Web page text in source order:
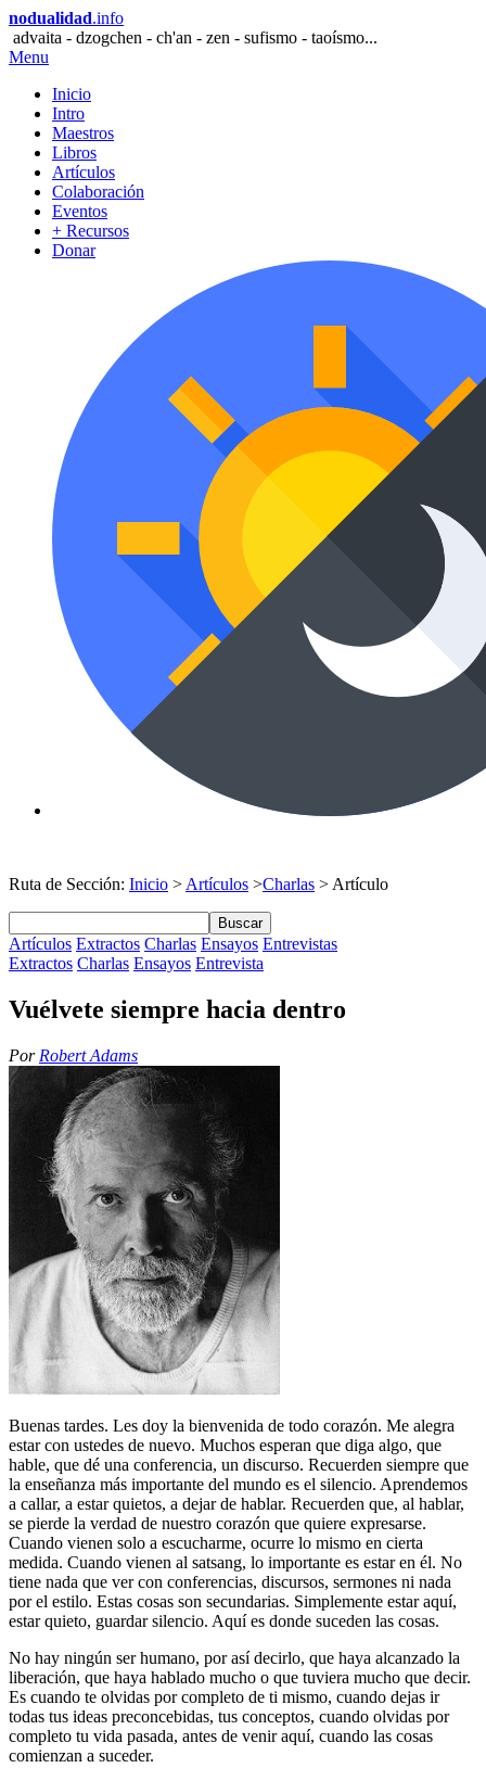
nodualidad.info
advaita - dzogchen - ch'an - zen - sufismo - taoísmo...
Menu
Inicio
Intro
Maestros
Libros
Artículos
Colaboración
Eventos
+ Recursos
Donar
Ruta de Sección: Inicio > Artículos >Charlas > Artículo
Buscar
Artículos Extractos Charlas Ensayos Entrevistas
Extractos Charlas Ensayos Entrevista
Vuélvete siempre hacia dentro
Por Robert Adams
Buenas tardes. Les doy la bienvenida de todo corazón. Me alegra
estar con ustedes de nuevo. Muchos esperan que diga algo, que
hable, que dé una conferencia, un discurso. Recuerden siempre que
la enseñanza más importante del mundo es el silencio. Aprendemos
a callar, a estar quietos, a dejar de hablar. Recuerden que, al hablar,
se pierde la verdad de nuestro corazón que quiere expresarse.
Cuando vienen solo a escucharme, ocurre lo mismo en cierta
medida. Cuando vienen al satsang, lo importante es estar en él. No
tiene nada que ver con conferencias, discursos, sermones ni nada
por el estilo. Estas cosas son secundarias. Simplemente estar aquí,
estar quieto, guardar silencio. Aquí es donde suceden las cosas.
No hay ningún ser humano, por así decirlo, que haya alcanzado la
liberación, que haya hablado mucho o que tuviera mucho que decir.
Es cuando te olvidas por completo de ti mismo, cuando dejas ir
todas tus ideas preconcebidas, tus conceptos, cuando olvidas por
completo tu vida pasada, antes de venir aquí, cuando las cosas
comienzan a suceder.